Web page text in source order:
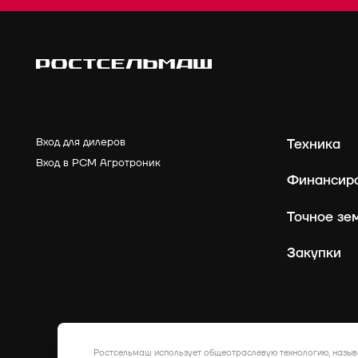
Вход для дилеров
Вход в РСМ Агротроник
Техника
Точное
Закупки
Ростсельмаш использует общеотраслевую технологию,